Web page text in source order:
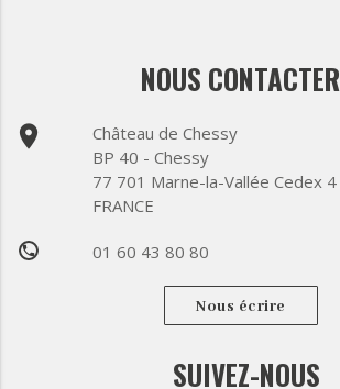
NOUS CONTACTER
place
Château de Chessy
BP 40 - Chessy
77 701 Marne-la-Vallée Cedex 4
FRANCE
phone 01 60 43 80 80
Nous écrire
SUIVEZ-NOUS